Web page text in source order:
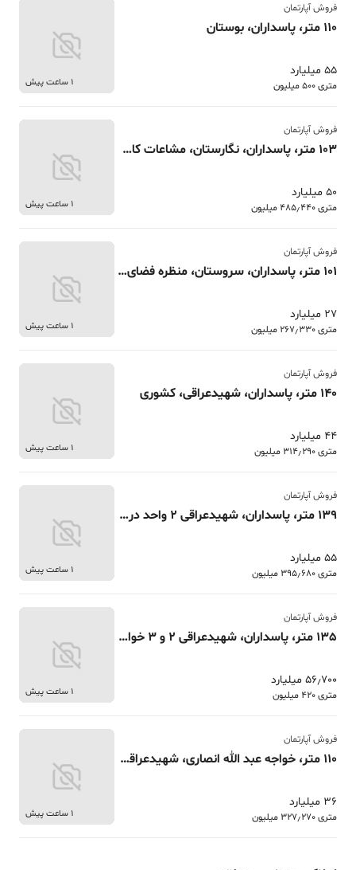
فروش آپارتمان
110 متر، پاسداران، بوستان
55 میلیارد
متری 500 میلیون 1 ساعت پیش
فروش آپارتمان
103 متر، پاسداران، نگارستان، مشاعات کامل
50 میلیارد
متری 485٫440 میلیون 1 ساعت پیش
فروش آپارتمان
101 متر، پاسداران، سروستان، منظره فضای سبز
27 میلیارد
متری 267٫330 میلیون 1 ساعت پیش
فروش آپارتمان
140 متر، پاسداران، شهیدعراقی، کشوری
44 میلیارد
متری 314٫290 میلیون 1 ساعت پیش
فروش آپارتمان
139 متر، پاسداران، شهیدعراقی 2 واحد در یک آپارتمان
55 میلیارد
متری 395٫680 میلیون 1 ساعت پیش
فروش آپارتمان
135 متر، پاسداران، شهیدعراقی 2 و 3 خواب کلیدنخورده
56٫700 میلیارد
متری 420 میلیون 1 ساعت پیش
فروش آپارتمان
110 متر، خواجه عبد الله انصاری، شهیدعراقی، قدرالسهمی
36 میلیارد
متری 327٫270 میلیون 1 ساعت پیش